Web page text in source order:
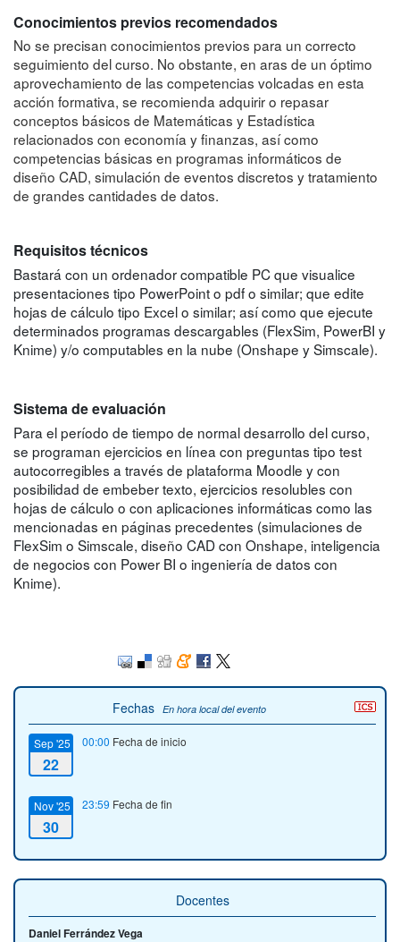
Conocimientos previos recomendados
No se precisan conocimientos previos para un correcto
seguimiento del curso. No obstante, en aras de un óptimo
aprovechamiento de las competencias volcadas en esta
acción formativa, se recomienda adquirir o repasar
conceptos básicos de Matemáticas y Estadística
relacionados con economía y finanzas, así como
competencias básicas en programas informáticos de
diseño CAD, simulación de eventos discretos y tratamiento
de grandes cantidades de datos.
Requisitos técnicos
Bastará con un ordenador compatible PC que visualice
presentaciones tipo PowerPoint o pdf o similar; que edite
hojas de cálculo tipo Excel o similar; así como que ejecute
determinados programas descargables (FlexSim, PowerBI y
Knime) y/o computables en la nube (Onshape y Simscale).
Sistema de evaluación
Para el período de tiempo de normal desarrollo del curso,
se programan ejercicios en línea con preguntas tipo test
autocorregibles a través de plataforma Moodle y con
posibilidad de embeber texto, ejercicios resolubles con
hojas de cálculo o con aplicaciones informáticas como las
mencionadas en páginas precedentes (simulaciones de
FlexSim o Simscale, diseño CAD con Onshape, inteligencia
de negocios con Power BI o ingeniería de datos con
Knime).
Fechas En hora local del evento
Sep '25
22
00:00 Fecha de inicio
Nov '25
30
23:59 Fecha de fin
Docentes
Daniel Ferrández Vega